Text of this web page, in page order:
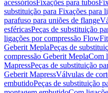
acessóriosFixações para tubos
substituição para Fixações para
parafuso para uniões de flange
esféricasPeças de substituição
ligações por compressão FlowFit
Geberit MeplaPeças de
compressão Geberit MeplaCom
MapressPeças de substituição
Geberit MapressVálvulas de
embutidoPeças de substituição